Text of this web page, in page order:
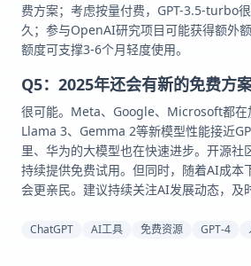
费方案；考虑按量付费，GPT-3.5-turbo
久；参与OpenAI研究项目可能获得额外
额度可支撑3-6个月轻度使用。
Q5：2025年还会有新的免费方案
很可能。Meta、Google、Microsoft都在
Llama 3、Gemma 2等新模型性能接近
里、华为的大模型也在快速进步。开源
持续提供免费试用。但同时，随着AI成本
会更亲民。建议持续关注AI发展动态，及
ChatGPT AI工具 免费资源 GPT-4